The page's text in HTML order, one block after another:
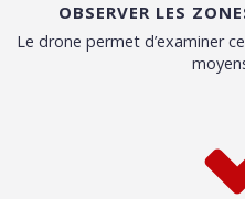
OBSERVER LES
Le drone permet d’examiner